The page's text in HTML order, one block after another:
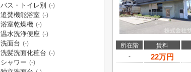
所在階 賃料
-
22万円
バス・トイレ別 (-)
追焚機能浴室 (-)
浴室乾燥機 (-)
温水洗浄便座 (-)
洗面台 (-)
洗髪洗面化粧台 (-)
シャワー (-)